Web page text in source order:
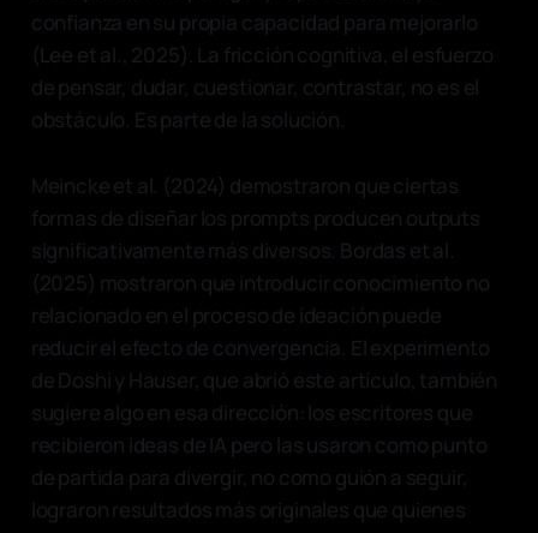
confianza en su propia capacidad para mejorarlo
(Lee et al., 2025). La fricción cognitiva, el esfuerzo
de pensar, dudar, cuestionar, contrastar, no es el
obstáculo. Es parte de la solución.
Meincke et al. (2024) demostraron que ciertas
formas de diseñar los prompts producen outputs
significativamente más diversos. Bordas et al.
(2025) mostraron que introducir conocimiento no
relacionado en el proceso de ideación puede
reducir el efecto de convergencia. El experimento
de Doshi y Hauser, que abrió este artículo, también
sugiere algo en esa dirección: los escritores que
recibieron ideas de IA pero las usaron como punto
de partida para divergir, no como guión a seguir,
lograron resultados más originales que quienes